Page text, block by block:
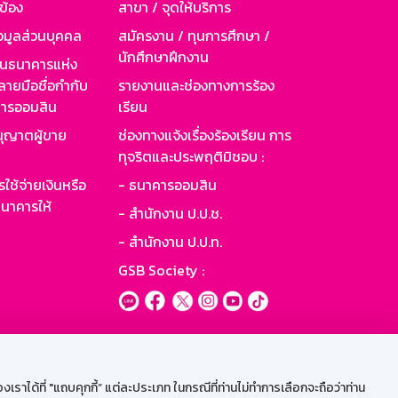
ได้ที่ "แถบคุกกี้” แต่ละประเภท ในกรณีที่ท่านไม่ทำการเลือกจะถือว่าท่าน
อง
มูลส่วนบุคคล
นาคารแห่ง
ายมือชื่อกำกับ
รออมสิน
ญาตผู้ขาย
ช้จ่ายเงินหรือ
คารให้
สาขา / จุดให้บริการ
สมัครงาน / ทุนการศึกษา /
นักศึกษาฝึกงาน
รายงานและช่องทางการร้อง
เรียน
ช่องทางแจ้งเรื่องร้องเรียน การ
ทุจริตและประพฤติมิชอบ :
- ธนาคารออมสิน
- สำนักงาน ป.ป.ช.
- สำนักงาน ป.ป.ท.
GSB Society :